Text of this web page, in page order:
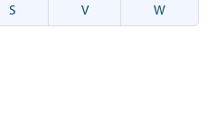
S V W